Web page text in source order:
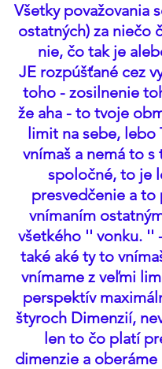
Všetky považovania
ostatných) za niečo
nie, čo tak je
JE rozpúšťané cez
toho - zosilnenie
že aha - to tvoje
limit na sebe, lebo
vnímaš a nemá to
spoločné, to je
presvedčenie a to
vnímaním
všetkého '' vonku. ''
také aké ty to
vnímame z veľmi
perspektív
štyroch Dimenzií,
len to čo platí
dimenzie a oberáme